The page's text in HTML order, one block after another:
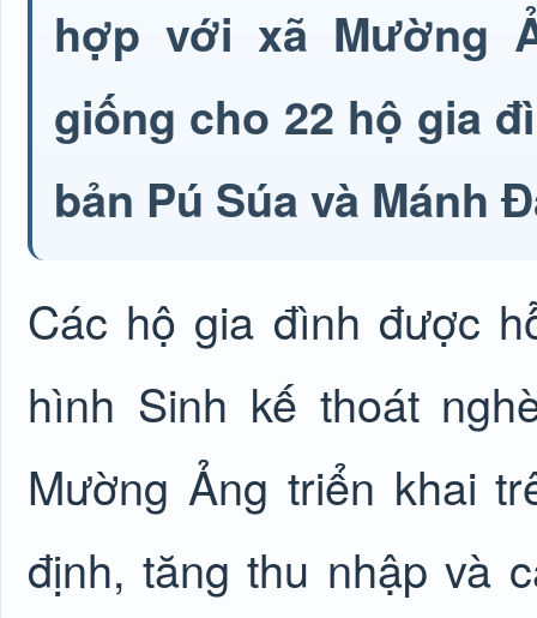
hợp với xã Mường
giống cho 22 hộ gia
bản Pú Súa và Mánh
Các hộ gia đình được
hình Sinh kế thoát
Mường Ảng triển khai
định, tăng thu nhập và